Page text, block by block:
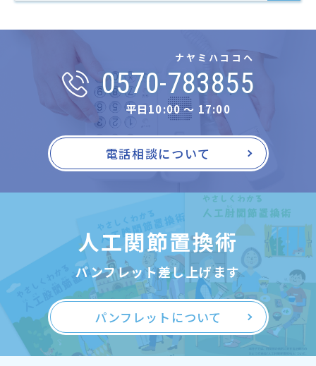
ナヤミハココヘ
0570-783855
平日10:00 〜 17:00
電話相談について
人工関節置換術
パンフレット差し上げます
パンフレットについて